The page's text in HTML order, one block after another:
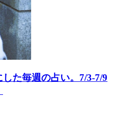
た毎週の占い。7/3-7/9